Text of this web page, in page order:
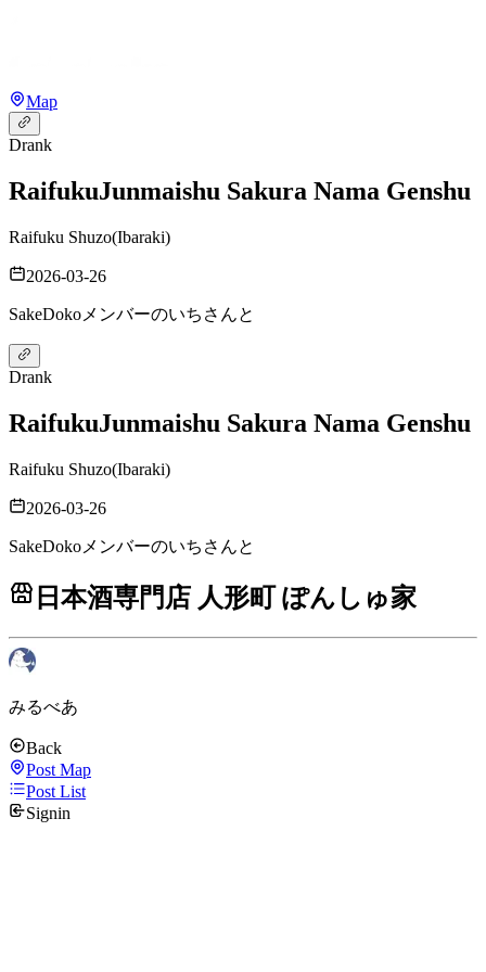
Map
Drank
RaifukuJunmaishu Sakura Nama Genshu
Raifuku Shuzo(Ibaraki)
2026-03-26
SakeDokoメンバーのいちさんと
Drank
RaifukuJunmaishu Sakura Nama Genshu
Raifuku Shuzo(Ibaraki)
2026-03-26
SakeDokoメンバーのいちさんと
日本酒専門店 人形町 ぽんしゅ家
みるべあ
Back
Post Map
Post List
Signin